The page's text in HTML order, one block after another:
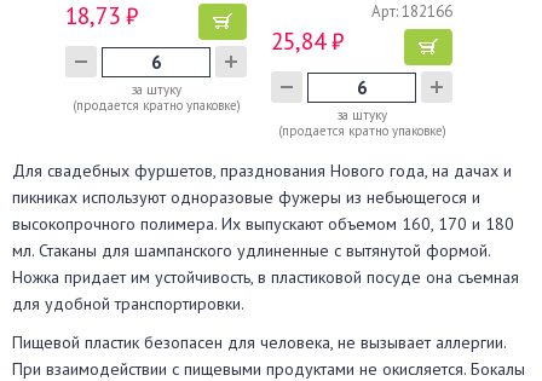
18,73 ₽
за штуку
(продается кратно упаковке)
Арт: 182166
25,84 ₽
за штуку
(продается кратно упаковке)
Для свадебных фуршетов, празднования Нового года, на дачах и
пикниках используют одноразовые фужеры из небьющегося и
высокопрочного полимера. Их выпускают объемом 160, 170 и 180
мл. Стаканы для шампанского удлиненные с вытянутой формой.
Ножка придает им устойчивость, в пластиковой посуде она съемная
для удобной транспортировки.
Пищевой пластик безопасен для человека, не вызывает аллергии.
При взаимодействии с пищевыми продуктами не окисляется. Бокалы